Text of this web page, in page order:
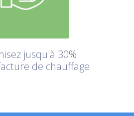
jusqu'à 30%
de chauffage